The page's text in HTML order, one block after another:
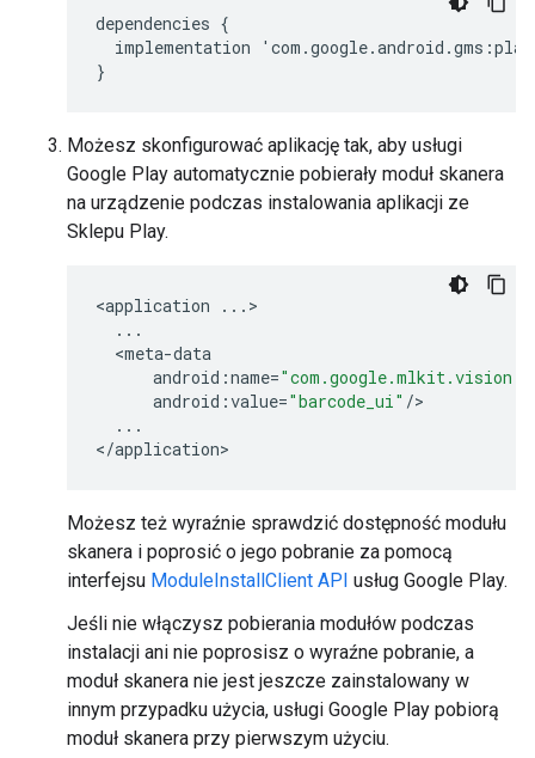
dependencies {
implementation
' com .google.android .gms :play
}
Możesz skonfigurować aplikację tak, aby usługi
Google Play automatycznie pobierały moduł skanera
na urządzenie podczas instalowania aplikacji ze
Sklepu Play.
<application ... >
...
  <
meta-data
android :name=
android :value="barcode_ui" />
...
</application
Możesz też wyraźnie sprawdzić dostępność modułu
skanera i poprosić o jego pobranie za pomocą
interfejsu ModuleInstallClient API usług Google Play.
Jeśli nie włączysz pobierania modułów podczas
instalacji ani nie poprosisz o wyraźne pobranie, a
moduł skanera nie jest jeszcze zainstalowany w
innym przypadku użycia, usługi Google Play pobiorą
moduł skanera przy pierwszym użyciu.